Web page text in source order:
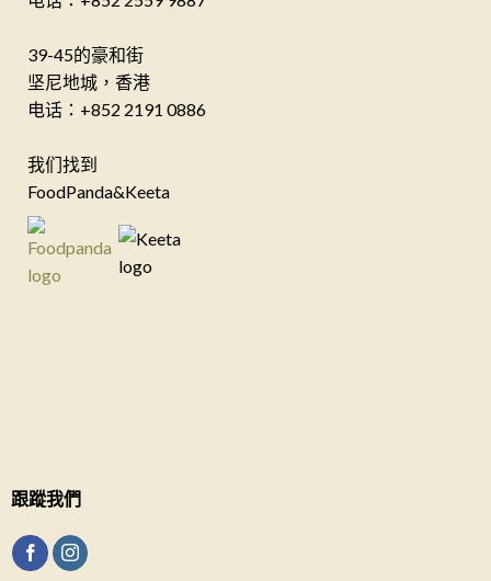
39-45的豪和街
坚尼地城，香港
电话：+852 2191 0886
我们找到
FoodPanda&Keeta
跟蹤我們